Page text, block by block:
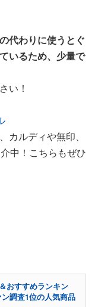
代わりに使うとぐ
いるため、少量で
い！
カルディや無印、
中！こちらもぜひ
おすすめランキン
調査1位の人気商品